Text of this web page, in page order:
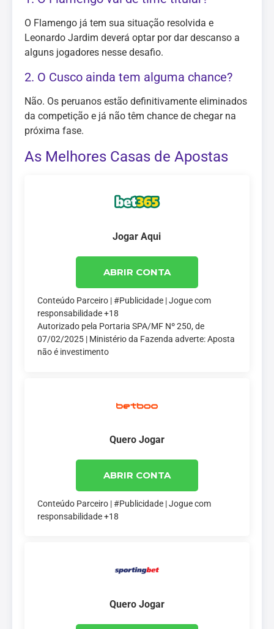
O Flamengo já tem sua situação resolvida e
Leonardo Jardim deverá optar por dar descanso a
alguns jogadores nesse desafio.
2. O Cusco ainda tem alguma chance?
Não. Os peruanos estão definitivamente eliminados
da competição e já não têm chance de chegar na
próxima fase.
As Melhores Casas de Apostas
Jogar Aqui
ABRIR CONTA
Conteúdo Parceiro | #Publicidade | Jogue com
responsabilidade +18
Autorizado pela Portaria SPA/MF Nº 250, de
07/02/2025 | Ministério da Fazenda adverte: Aposta
não é investimento
Quero Jogar
ABRIR CONTA
Conteúdo Parceiro | #Publicidade | Jogue com
responsabilidade +18
Quero Jogar